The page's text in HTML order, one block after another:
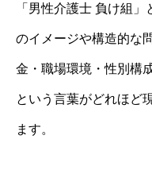
「男性介護士 負け組
のイメージや構造的な
金・職場環境・性別構
という言葉がどれほど
ます。